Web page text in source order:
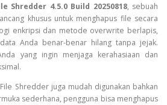
Shredder 4.5.0 Build 20250818, sebuah
khusus untuk menghapus file secara
enkripsi dan metode overwrite berlapis,
Anda benar-benar hilang tanpa jejak.
yang ingin menjaga kerahasiaan dan
Shredder juga mudah digunakan bahkan
sederhana, pengguna bisa menghapus